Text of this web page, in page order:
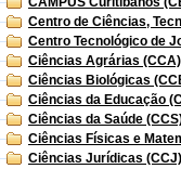
Centro de Ciências,
Centro Tecnológico de
Ciências Agrárias (CCA)
Ciências Biológicas
Ciências da Educação
Ciências da Saúde
Ciências Físicas e
Ciências Jurídicas (CCJ)